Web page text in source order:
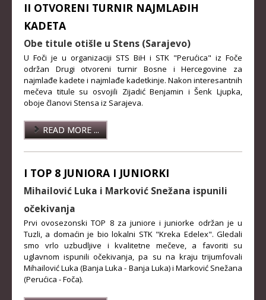
II OTVORENI TURNIR NAJMLAĐIH
KADETA
Obe titule otišle u Stens (Sarajevo)
U Foči je u organizaciji STS BiH i STK "Perućica" iz Foče
održan Drugi otvoreni turnir Bosne i Hercegovine za
najmlađe kadete i najmlađe kadetkinje. Nakon interesantnih
mečeva titule su osvojili Zijadić Benjamin i Šenk Ljupka,
oboje članovi Stensa iz Sarajeva.
READ MORE ...
I TOP 8 JUNIORA I JUNIORKI
Mihailović Luka i Marković Snežana ispunili
očekivanja
Prvi ovosezonski TOP 8 za juniore i juniorke održan je u
Tuzli, a domaćin je bio lokalni STK "Kreka Edelex". Gledali
smo vrlo uzbudljive i kvalitetne mečeve, a favoriti su
uglavnom ispunili očekivanja, pa su na kraju trijumfovali
Mihailović Luka (Banja Luka - Banja Luka) i Marković Snežana
(Perućica - Foča).